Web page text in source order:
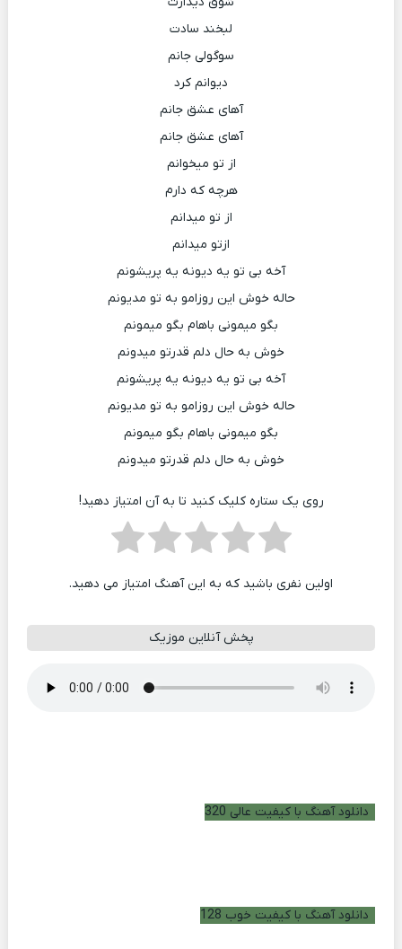
لبخند سادت
سوگولی جانم
دیوانم کرد
آهای عشق جانم
آهای عشق جانم
از تو میخوانم
هرچه که دارم
از تو میدانم
ازتو میدانم
آخه بی تو یه دیونه یه پریشونم
حاله خوش این روزامو به تو مدیونم
بگو میمونی باهام بگو میمونم
خوش به حال دلم قدرتو میدونم
آخه بی تو یه دیونه یه پریشونم
حاله خوش این روزامو به تو مدیونم
بگو میمونی باهام بگو میمونم
خوش به حال دلم قدرتو میدونم
روی یک ستاره کلیک کنید تا به آن امتیاز دهید!
اولین نفری باشید که به این آهنگ امتیاز می دهید.
پخش آنلاین موزیک
دانلود آهنگ با کیفیت عالی 320
دانلود آهنگ با کیفیت خوب 128